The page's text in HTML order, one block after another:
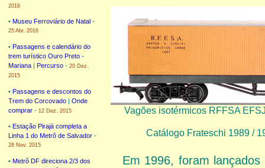
2016
• Museu Ferroviário de Natal -
25 Abr. 2016
• Passagens e calendário do
trem turístico Ouro Preto -
Mariana | Percurso - 20 Dez.
2015
• Passagens e descontos do
Trem do Corcovado | Onde
comprar - 12 Dez. 2015
• Estação Pirajá completa a
Linha 1 do Metrô de Salvador -
28 Nov. 2015
• Metrô DF direciona 2/3 dos
Vagões isotérmicos RFFSA
Catálogo Frateschi 1989 /
Em 1996, foram